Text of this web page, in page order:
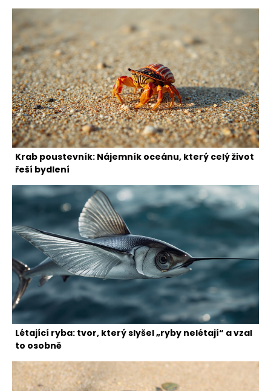
Krab poustevník: Nájemník oceánu, který celý život
řeší bydlení
Létající ryba: tvor, který slyšel „ryby nelétají“ a vzal
to osobně